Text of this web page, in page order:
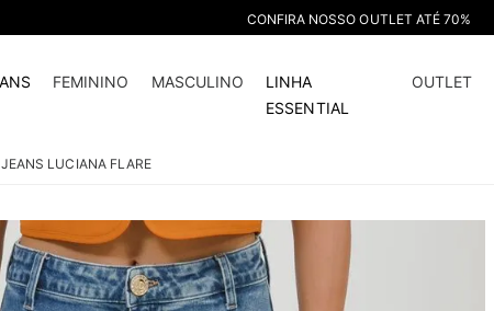
CONFIRA NOSSO OUTLET ATÉ 70%
FEMININO MASCULINO
LINHA
ESSENTIAL
OUTLET
LUCIANA FLARE
50%off